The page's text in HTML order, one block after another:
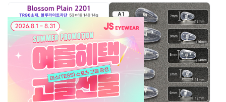
기능성안경 부품/코패드